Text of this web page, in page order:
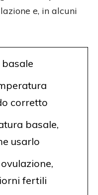
e, in alcuni
basale
corretto
basale,
usarlo
fertili